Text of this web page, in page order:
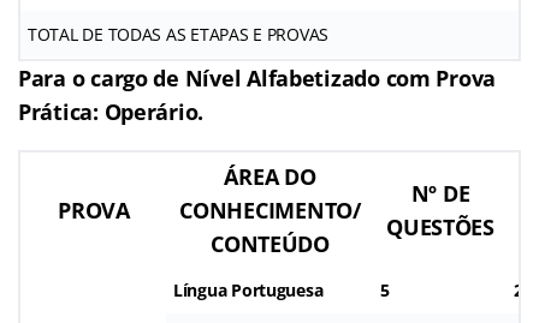
TOTAL DE TODAS AS ETAPAS E PROVAS
Para o cargo de Nível Alfabetizado com Prova
Prática: Operário.
PROVA
ÁREA DO
CONHECIMENTO/
CONTEÚDO
Nº DE
QUESTÕES
Língua Portuguesa 5